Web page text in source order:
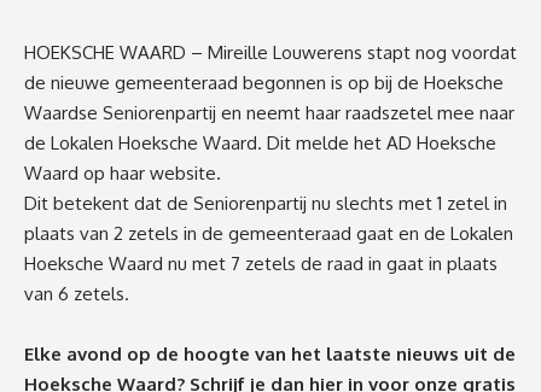
HOEKSCHE WAARD – Mireille Louwerens stapt nog voordat
de nieuwe gemeenteraad begonnen is op bij de Hoeksche
Waardse Seniorenpartij en neemt haar raadszetel mee naar
de Lokalen Hoeksche Waard. Dit melde het AD Hoeksche
Waard op haar website.
Dit betekent dat de Seniorenpartij nu slechts met 1 zetel in
plaats van 2 zetels in de gemeenteraad gaat en de Lokalen
Hoeksche Waard nu met 7 zetels de raad in gaat in plaats
van 6 zetels.
Elke avond op de hoogte van het laatste nieuws uit de
Hoeksche Waard? Schrijf je dan hier in voor onze gratis